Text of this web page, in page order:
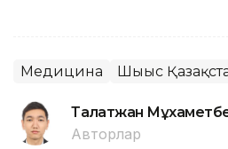
Медицина Шығыс
Талғатжан
Авторлар